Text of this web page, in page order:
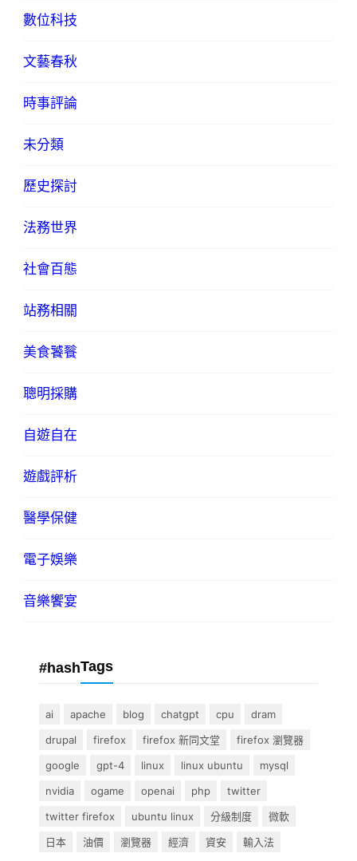
數位科技
文藝春秋
時事評論
未分類
歷史探討
法務世界
社會百態
站務相關
美食饕餮
聰明採購
自遊自在
遊戲評析
醫學保健
電子娛樂
音樂饗宴
#hashTags
ai apache blog chatgpt cpu
dram
drupal
firefox firefox 新同文堂
firefox 瀏覽器
google
gpt-4 linux linux ubuntu
mysql
nvidia
ogame openai php
twitter
twitter firefox
ubuntu linux 分級制度
微軟
日本
油價 瀏覽器 經濟 資安 輸入法